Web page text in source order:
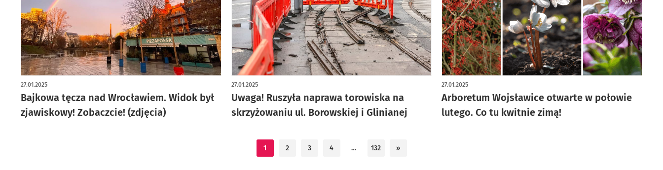
Bajkowa tęcza nad Wrocławiem. Widok był
zjawiskowy! Zobaczcie! (zdjęcia)
27.01.2025
artykuł z galerią zdjęć
Uwaga! Ruszyła naprawa torowiska na
skrzyżowaniu ul. Borowskiej i Glinianej
27.01.2025
artykuł z galerią zdjęć
Arboretum Wojsławice otwarte w połowie
lutego. Co tu kwitnie zimą!
27.01.2025
artykuł z galerią zdjęć
1 2 3 4 … 132 »